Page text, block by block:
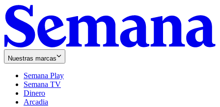
Nuestras marcas
Semana Play
Semana TV
Dinero
Arcadia